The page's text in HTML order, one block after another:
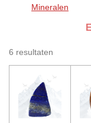
Mineralen
6 resultaten